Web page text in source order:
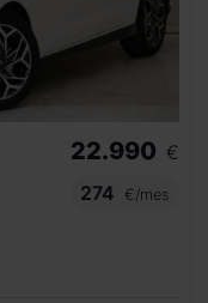
22.990 €
274
€/mes